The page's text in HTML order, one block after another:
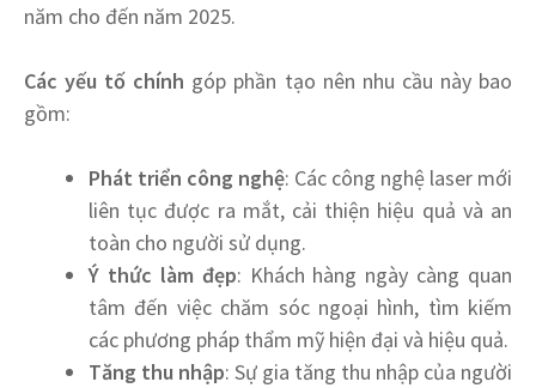
năm cho đến năm 2025.
Các yếu tố chính góp phần tạo nên nhu cầu này bao
gồm:
Phát triển công nghệ: Các công nghệ laser mới
liên tục được ra mắt, cải thiện hiệu quả và an
toàn cho người sử dụng.
Ý thức làm đẹp: Khách hàng ngày càng quan
tâm đến việc chăm sóc ngoại hình, tìm kiếm
các phương pháp thẩm mỹ hiện đại và hiệu quả.
Tăng thu nhập: Sự gia tăng thu nhập của người